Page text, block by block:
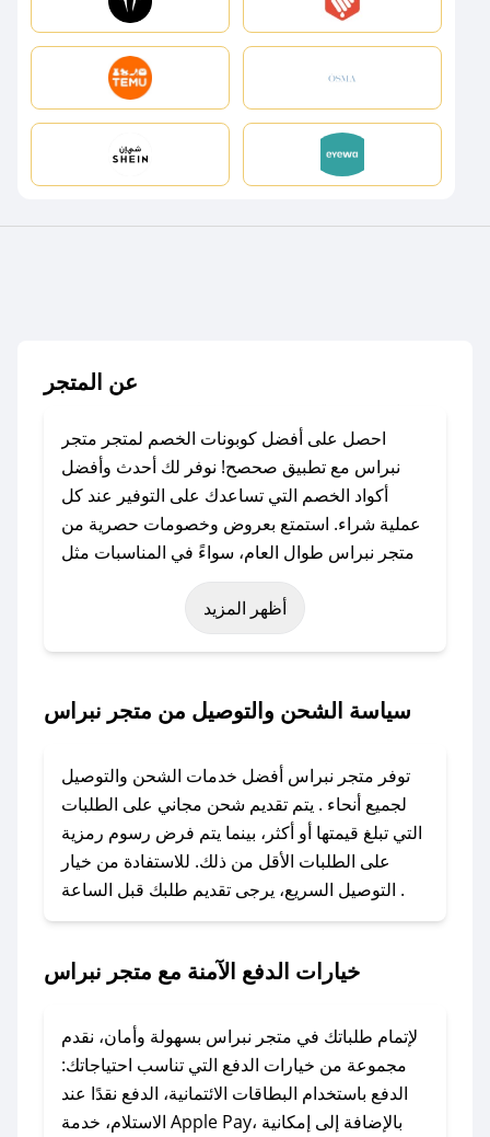
عن المتجر
احصل على أفضل كوبونات الخصم لمتجر متجر
نبراس مع تطبيق صحصح! نوفر لك أحدث وأفضل
أكواد الخصم التي تساعدك على التوفير عند كل
عملية شراء. استمتع بعروض وخصومات حصرية من
متجر نبراس طوال العام، سواءً في المناسبات مثل
عيد الفطر، عيد الأضحى، الجمعة البيضاء (شهر
نوفمبر)، رمضان، اليوم الوطني، يوم التأسيس، أو
حتى عروض خاصة أخرى.
باستخدام تطبيق صحصح، يمكنك العثور بسهولة على
الكوبون، تواصل معنا عبر تويتر أو البريد الإلكتروني
لإضافته بسرعة.
### كيفية استخدام كود خصم متجر نبراس؟
1. انسخ كود الخصم من تطبيق صحصح.
2. الصقه في خانة الدفع عند التسوق من متجر
لا تقلق! يمكنك التواصل مع فريق دعم صحصح عبر
الرسائل الخاصة على تويتر أو البريد الإلكتروني،
وسنقوم بحل المشكلة في أسرع وقت ممكن.
أظهر المزيد
سياسة الشحن والتوصيل من متجر نبراس
توفر متجر نبراس أفضل خدمات الشحن والتوصيل
لجميع أنحاء . يتم تقديم شحن مجاني على الطلبات
التي تبلغ قيمتها أو أكثر، بينما يتم فرض رسوم رمزية
على الطلبات الأقل من ذلك. للاستفادة من خيار
التوصيل السريع، يرجى تقديم طلبك قبل الساعة .
خيارات الدفع الآمنة مع متجر نبراس
لإتمام طلباتك في متجر نبراس بسهولة وأمان، نقدم
مجموعة من خيارات الدفع التي تناسب احتياجاتك:
الدفع باستخدام البطاقات الائتمانية، الدفع نقدًا عند
الاستلام، خدمة Apple Pay، بالإضافة إلى إمكانية